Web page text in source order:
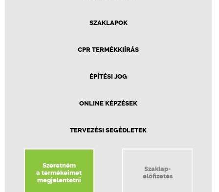
SZAKLAPOK
CPR TERMÉKKIÍRÁS
ÉPÍTÉSI JOG
ONLINE KÉPZÉSEK
TERVEZÉSI SEGÉDLETEK
Szeretném
a termékeimet
megjelentetni
Szaklap-
előfizetés